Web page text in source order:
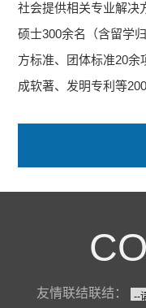
社会提供相关专业解决
硕士300余名（含留学
方标准、团体标准20余
成软著、发明专利等200
友情联结联结：